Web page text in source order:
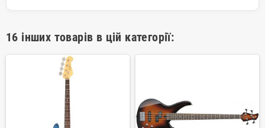
16 інших товарів в цій категорії: